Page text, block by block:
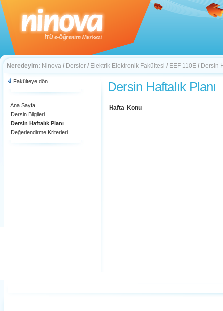
Neredeyim: Ninova / Dersler / Elektrik-Elektronik Fakültesi / EEF 110E / Dersin
Fakülteye dön
Ana Sayfa
Dersin Bilgileri
Dersin Haftalık Planı
Değerlendirme Kriterleri
Dersin Haftalık Planı
Hafta Konu